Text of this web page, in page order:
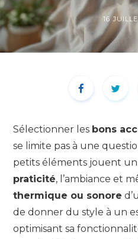
16
Sélectionner les bons
se limite pas à une
petits éléments jouent un
praticité, l’ambiance et
thermique ou sonore
de donner du style à un
optimisant sa